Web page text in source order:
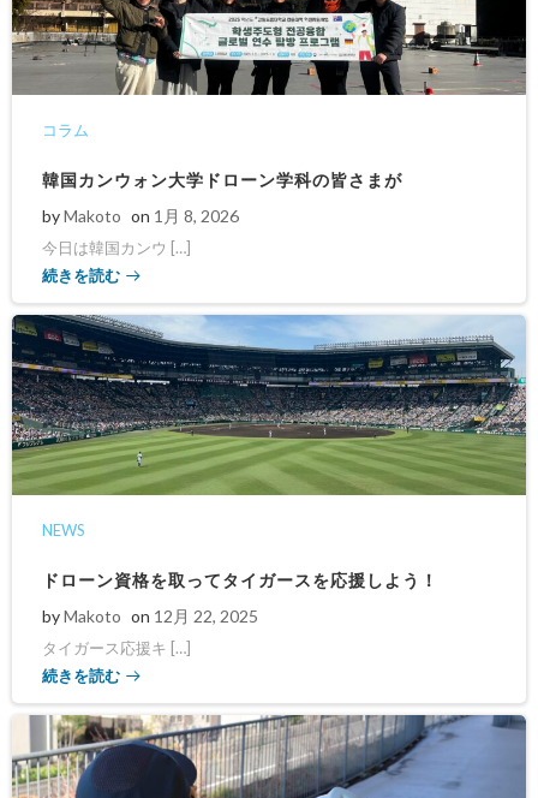
コラム
韓国カンウォン大学ドローン学科の皆さまが
byMakoto on 1月 8, 2026
今日は韓国カンウ […]
続きを読む
NEWS
ドローン資格を取ってタイガースを応援しよう！
byMakoto on 12月 22, 2025
タイガース応援キ […]
続きを読む